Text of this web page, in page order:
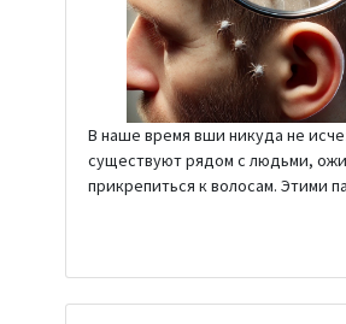
через 6–72 часа после заражения
Диарею; Повышенную...
В наше время вши никуда не
существуют рядом с людьми,
прикрепиться к волосам. Этими
заразиться даже в
транспорте, в различных местах
где есть тесный контакт. Тем не
и таким образом переносят